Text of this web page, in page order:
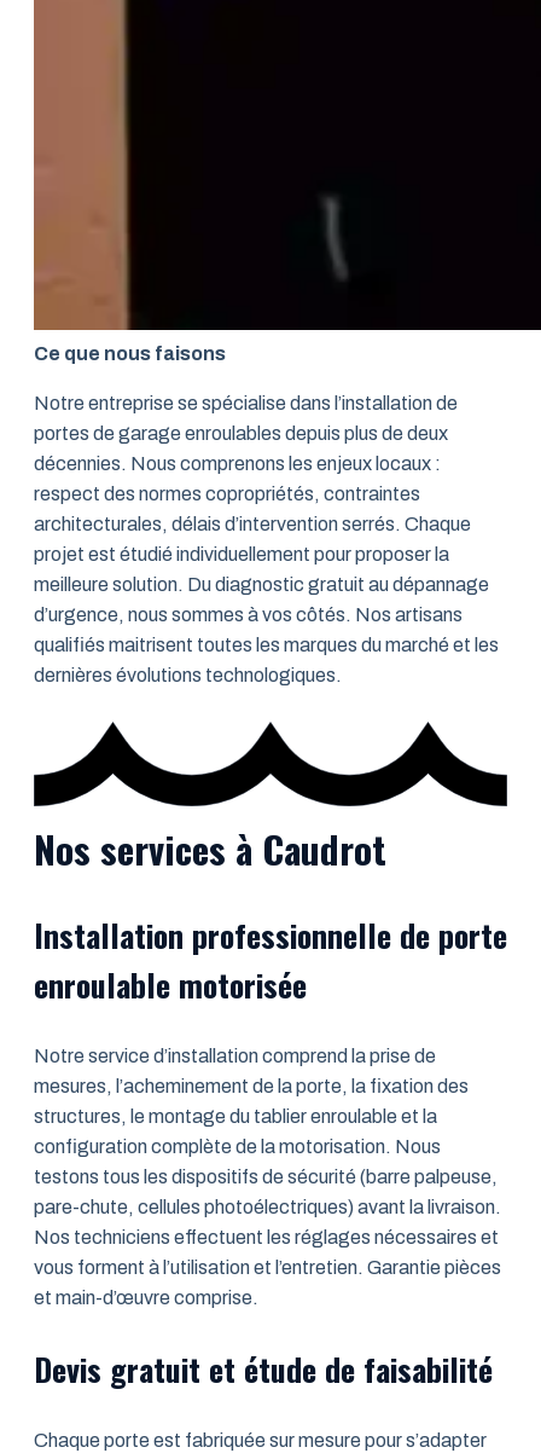
Ce que nous faisons
Notre entreprise se spécialise dans l’installation de
portes de garage enroulables depuis plus de deux
décennies. Nous comprenons les enjeux locaux :
respect des normes copropriétés, contraintes
architecturales, délais d’intervention serrés. Chaque
projet est étudié individuellement pour proposer la
meilleure solution. Du diagnostic gratuit au dépannage
d’urgence, nous sommes à vos côtés. Nos artisans
qualifiés maitrisent toutes les marques du marché et les
dernières évolutions technologiques.
Nos services à Caudrot
Installation professionnelle de porte
enroulable motorisée
Notre service d’installation comprend la prise de
mesures, l’acheminement de la porte, la fixation des
structures, le montage du tablier enroulable et la
configuration complète de la motorisation. Nous
testons tous les dispositifs de sécurité (barre palpeuse,
pare-chute, cellules photoélectriques) avant la livraison.
Nos techniciens effectuent les réglages nécessaires et
vous forment à l’utilisation et l’entretien. Garantie pièces
et main-d’œuvre comprise.
Devis gratuit et étude de faisabilité
Chaque porte est fabriquée sur mesure pour s’adapter